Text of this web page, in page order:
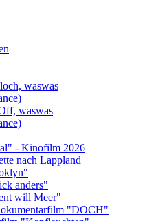
waswas
waswas
- Kinofilm 2026
nach Lappland
anders"
will Meer"
"DOCH"